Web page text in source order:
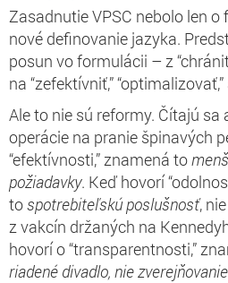
Zasadnutie VPSC nebolo len
nové definovanie jazyka.
posun vo formulácii – z
na “zefektívniť,” “optimalizovať,”
Ale to nie sú reformy. Čítajú
operácie na pranie špinavých
“efektívnosti,” znamená to
požiadavky. Keď hovorí
tospotrebiteľskú poslušnosť,
z vakcín držaných na
hovorí o “transparentnosti,”
riadené divadlo, nie